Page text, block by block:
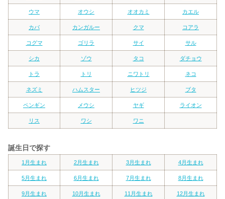
ウマ オウシ オオカミ カエル
カバ カンガルー クマ コアラ
コグマ ゴリラ サイ サル
シカ ゾウ タコ ダチョウ
トラ トリ ニワトリ ネコ
ネズミ ハムスター ヒツジ ブタ
ペンギン メウシ ヤギ ライオン
リス ワシ ワニ
誕生日で探す
1月生まれ 2月生まれ 3月生まれ 4月生まれ
5月生まれ 6月生まれ 7月生まれ 8月生まれ
9月生まれ 10月生まれ 11月生まれ 12月生まれ